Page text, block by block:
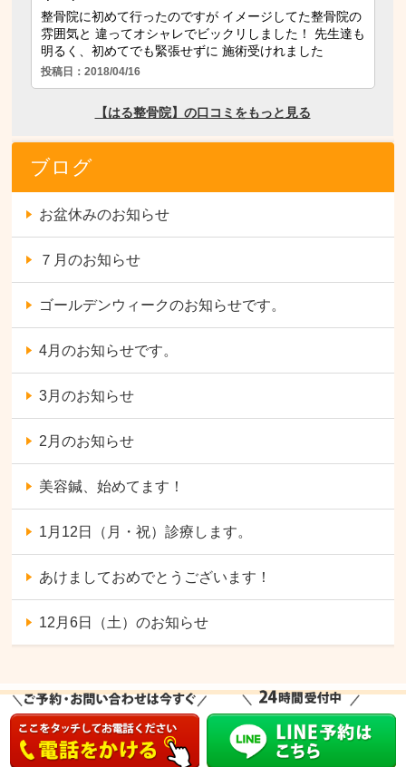
ブログ
お盆休みのお知らせ
７月のお知らせ
ゴールデンウィークのお知らせです。
4月のお知らせです。
3月のお知らせ
2月のお知らせ
美容鍼、始めてます！
1月12日（月・祝）診療します。
あけましておめでとうございます！
12月6日（土）のお知らせ